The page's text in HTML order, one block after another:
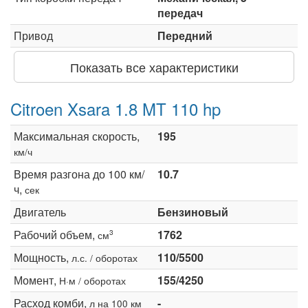
передач
Привод
Передний
Показать все характеристики
Citroen Xsara 1.8 MT 110 hp
Максимальная скорость,
км/ч
195
Время разгона до 100 км/
ч, сек
10.7
Двигатель
Бензиновый
Рабочий объем, см3
1762
Мощность, л.с. / оборотах
110/5500
Момент, Н·м / оборотах
155/4250
Расход комби, л на 100 км
-